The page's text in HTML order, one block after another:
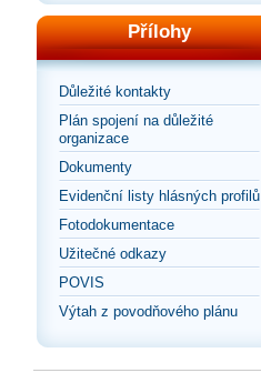
Přílohy
Důležité kontakty
Plán spojení na důležité
organizace
Dokumenty
Evidenční listy hlásných profilů
Fotodokumentace
Užitečné odkazy
POVIS
Výtah z povodňového plánu